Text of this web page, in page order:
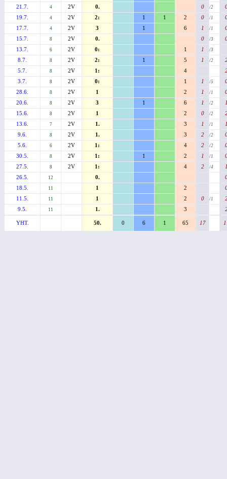
21.7.
4 2V 0. 0 /2
19.7.
4 2V 2: 1 1 2 0 /1
17.7.
4 2V 3 1 6 1 /1
15.7.
8 2V 0. 0 /3
13.7.
6 2V 0: 1 1 /3
8.7. 8 2V 2: 1 5 1 /2
5.7.
8 2V 1: 4
3.7.
8 2V 0: 1 1 /5
28.6.
8 2V 1 2 1 /1
20.6.
8 2V 3 1 6 1 /2
15.6.
8 2V 1 2 0 /2
13.6.
7 2V 1. 3 1 /1
9.6.
8 2V 1. 3 2 /2
5.6.
6 2V 1: 4 2 /2
30.5.
8 2V 1: 1 2 1 /1
27.5.
8 2V 1: 4 2 /4
26.5.
12 0.
18.5.
11 1 2
11.5.
11 1 2 0 /1
9.5.
11 1. 3
YHT. 50. 0 6 1 65 17